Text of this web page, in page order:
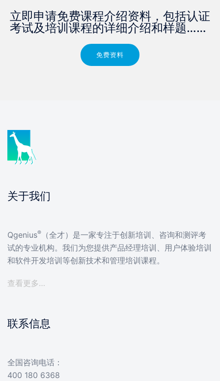
立即申请免费课程介绍资料，包括认证
考试及培训课程的详细介绍和样题……
免费资料
关于我们
Qgenius®
（全才）是一家专注于创新培训、咨询和测评考
试的专业机构。我们为您提供产品经理培训、用户体验培训
和软件开发培训等创新技术和管理培训课程。
查看更多…
联系信息
全国咨询电话：
400 180 6368